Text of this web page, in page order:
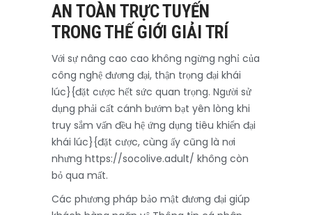
AN TOÀN TRỰC TUYẾN
TRONG THẾ GIỚI GIẢI TRÍ
Với sự nâng cao cao không ngừng nghỉ của
công nghệ đương đại, thận trọng đại khái
lúc}{đặt cược hết sức quan trọng. Người sử
dụng phải cất cánh bướm bạt yên lòng khi
truy sắm vấn đều hệ ứng dụng tiêu khiển đại
khái lúc}{đặt cược, cùng ấy cũng là nơi
nhưng https://socolive.adult/ không còn
bỏ qua mất.
Các phương pháp bảo mật đương đại giúp